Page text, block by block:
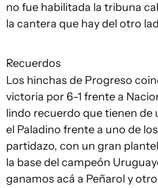
no fue habilitada la tribuna
la cantera que hay del otro
Recuerdos
Los hinchas de Progreso
victoria por 6-1 frente a
lindo recuerdo que tienen de
el Paladino frente a uno de
partidazo, con un gran
la base del campeón
ganamos acá a Peñarol y